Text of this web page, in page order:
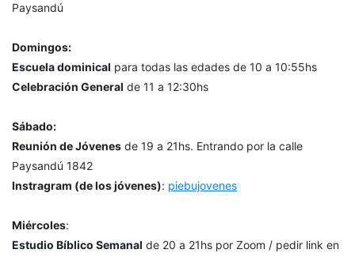
Paysandú
Domingos:
Escuela dominical para todas las edades de 10 a 10:55hs
Celebración General de 11 a 12:30hs
Sábado:
Reunión de Jóvenes de 19 a 21hs. Entrando por la calle
Paysandú 1842
Instragram (de los jóvenes): piebujovenes
Miércoles:
Estudio Bíblico Semanal de 20 a 21hs por Zoom / pedir link en